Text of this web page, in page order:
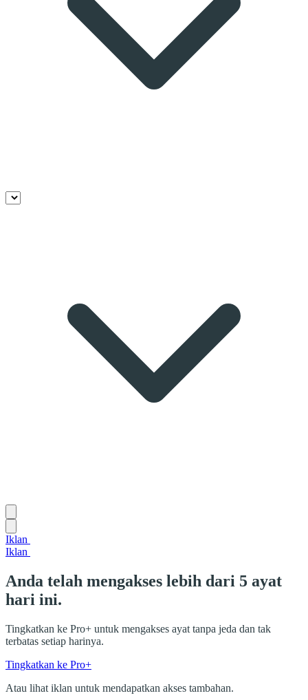
Iklan
Iklan
Anda telah mengakses lebih dari 5 ayat
hari ini.
Tingkatkan ke Pro+ untuk mengakses ayat tanpa jeda dan tak
terbatas setiap harinya.
Tingkatkan ke Pro+
Atau lihat iklan untuk mendapatkan akses tambahan.